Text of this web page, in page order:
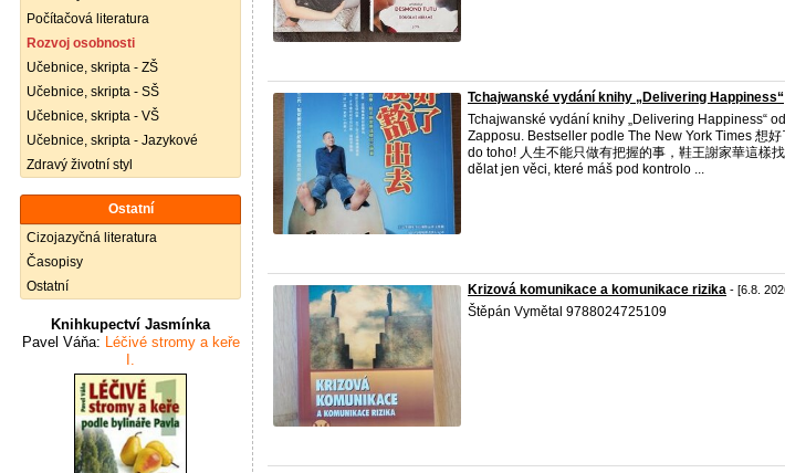
Počítačová literatura
Rozvoj osobnosti
Učebnice, skripta - ZŠ
Učebnice, skripta - SŠ
Učebnice, skripta - VŠ
Učebnice, skripta - Jazykové
Zdravý životní styl
Ostatní
Cizojazyčná literatura
Časopisy
Ostatní
Knihkupectví Jasmínka
Pavel Váňa: Léčivé stromy a keře
I.
Tchajwanské vydání knihy „Delivering Happiness“
Tchajwanské vydání knihy „Delivering Happiness“
Zapposu. Bestseller podle The New York Times 想
do toho! 人生不能只做有把握的事，鞋王謝家華這樣
dělat jen věci, které máš pod kontrolo ...
Krizová komunikace a komunikace rizika - [6.8.
Štěpán Vymětal 9788024725109